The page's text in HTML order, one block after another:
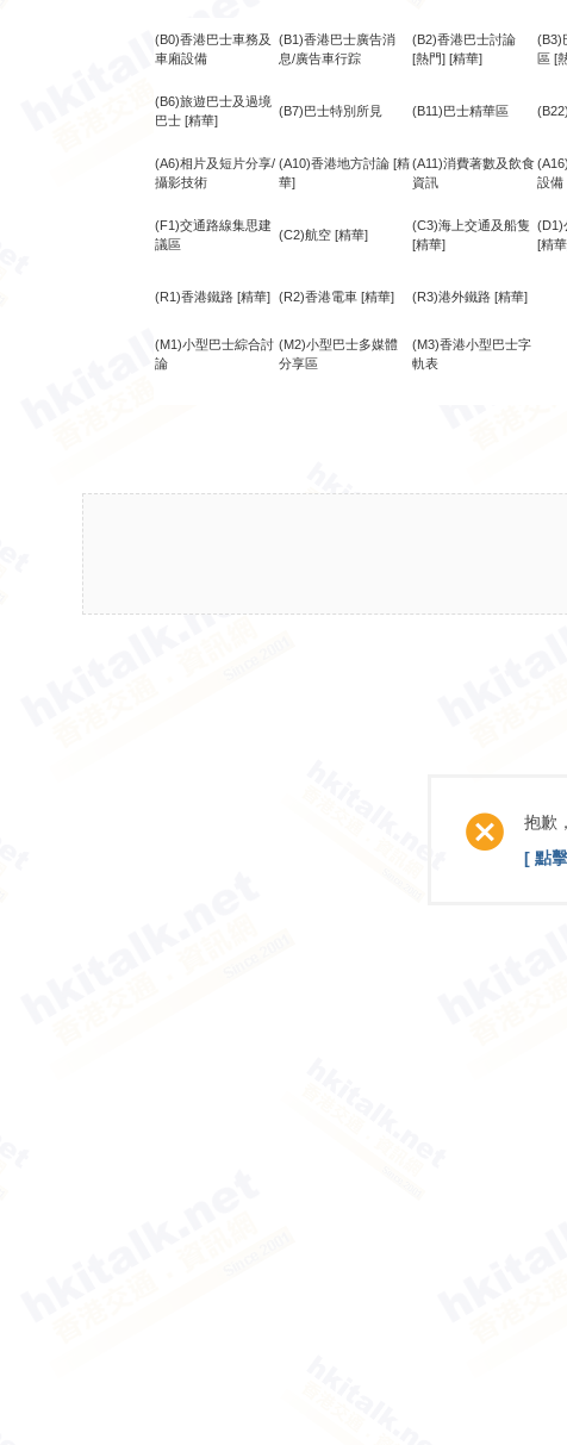
(B0)香港巴士車務及
車廂設備
(B1)香港巴士廣告消
息/廣告車行踪
(B2)香港巴士討論
[熱門] [精華]
(B3)
區 [
(B6)旅遊巴士及過境
巴士 [精華]
(B7)巴士特別所見 (B11)巴士精華區
(A6)相片及短片分享/
攝影技術
(A10)香港地方討論 [精
華]
(A11)消費著數及飲食
資訊
設備
(F1)交通路線集思建
議區
(C2)航空 [精華]
(C3)海上交通及船隻
[精華]
(D1)
[精
(R1)香港鐵路 [精華] (R2)香港電車 [精華] (R3)港外鐵路 [精華]
(M1)小型巴士綜合討
論
(M2)小型巴士多媒體
分享區
(M3)香港小型巴士字
軌表
抱歉
[ 點